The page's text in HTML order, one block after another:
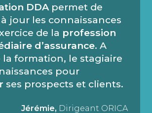
DDA permet de
jour les connaissances
de la profession
d’assurance. A
la formation, le stagiaire
pour
ses prospects et clients.
Jérémie, Dirigeant ORICA